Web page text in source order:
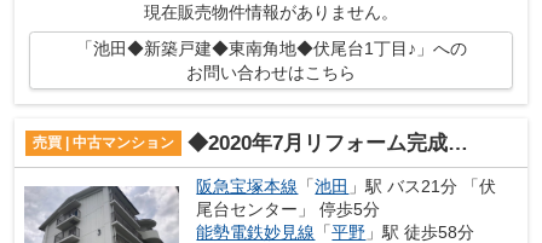
現在販売物件情報がありません。
「池田◆新築戸建◆東南角地◆伏尾台1丁目♪」への
お問い合わせはこちら
売買 | 中古マンション ◆2020年7月リフォーム完成予定◆専用庭付◆伏尾台A団地3号棟♪
阪急宝塚本線 「池田 」駅 バス21分 「伏
尾台センター」 停歩5分
能勢電鉄妙見線 「平野 」駅 徒歩58分